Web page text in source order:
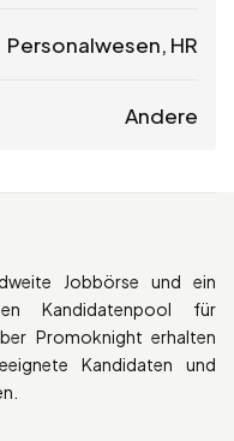
Personalwesen, HR
Andere
Jobbörse und ein
Kandidatenpool für
Promoknight erhalten
Kandidaten und